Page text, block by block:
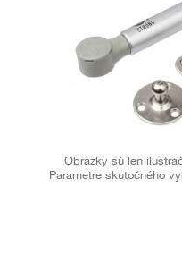
Obrázky sú len
Parametre skutočného